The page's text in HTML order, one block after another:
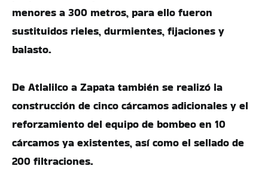
menores a 300 metros, para ello fueron
sustituidos rieles, durmientes, fijaciones y
balasto.
De Atlalilco a Zapata también se realizó la
construcción de cinco cárcamos adicionales y el
reforzamiento del equipo de bombeo en 10
cárcamos ya existentes, así como el sellado de
200 filtraciones.